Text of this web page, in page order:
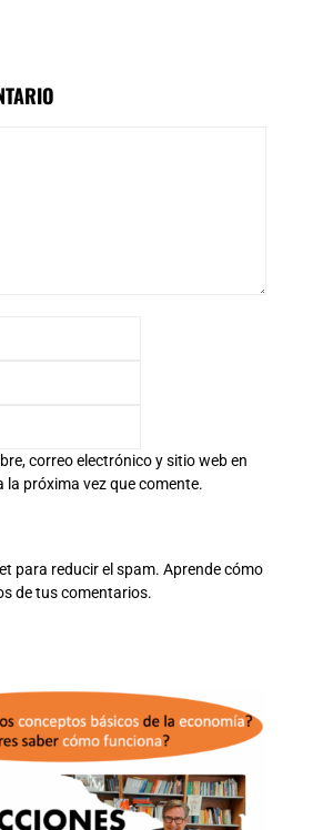
correo electrónico y sitio web en
la próxima vez que comente.
para reducir el spam. Aprende cómo
de tus comentarios.